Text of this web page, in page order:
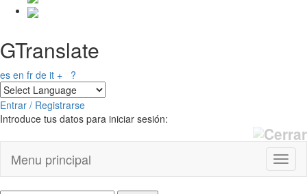
GTranslate
es en fr de it + ?
Entrar / Registrarse
Introduce tus datos para iniciar sesión:
Menu principal